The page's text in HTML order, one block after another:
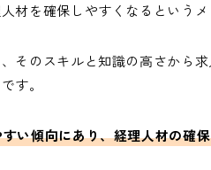
材を確保しやすくなるというメ
そのスキルと知識の高さから
す。
い傾向にあり、経理人材の確